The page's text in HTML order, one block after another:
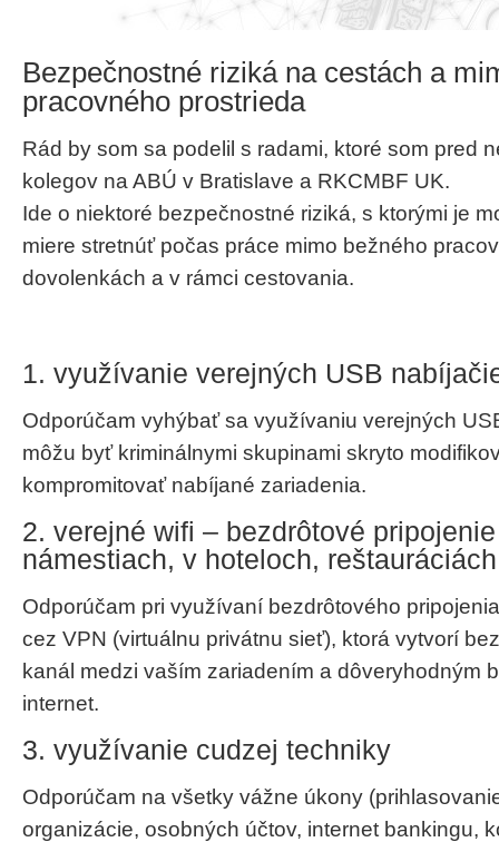
Bezpečnostné riziká na cestách a
pracovného prostrieda
Rád by som sa podelil s radami, ktoré som pred
kolegov na ABÚ v Bratislave a RKCMBF UK.
Ide o niektoré bezpečnostné riziká, s ktorými je
miere stretnúť počas práce mimo bežného
dovolenkách a v rámci cestovania.
1. využívanie verejných USB
Odporúčam vyhýbať sa využívaniu verejných
môžu byť kriminálnymi skupinami skryto
kompromitovať nabíjané zariadenia.
2. verejné wifi – bezdrôtové
námestiach, v hoteloch,
Odporúčam pri využívaní bezdrôtového
cez VPN (virtuálnu privátnu sieť), ktorá vytvorí
kanál medzi vaším zariadením a dôveryhodným
internet.
3. využívanie cudzej techniky
Odporúčam na všetky vážne úkony
organizácie, osobných účtov, internet bankingu,